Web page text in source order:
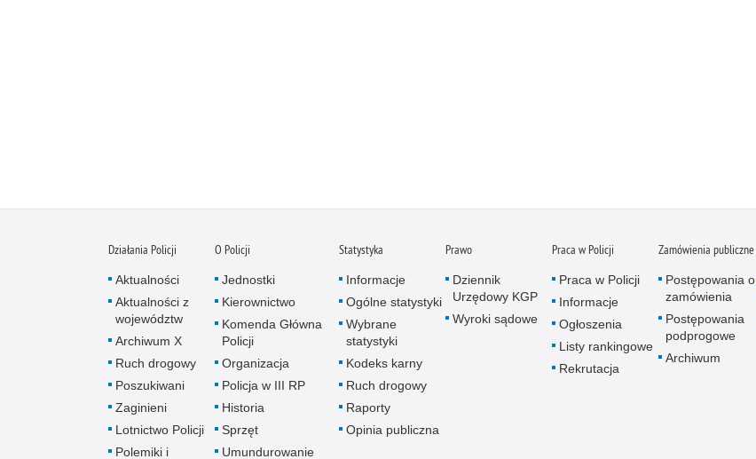
Działania Policji
Aktualności
Aktualności z
województw
Archiwum X
Ruch drogowy
Poszukiwani
Zaginieni
Lotnictwo Policji
Polemiki i
O Policji
Jednostki
Kierownictwo
Komenda Główna
Policji
Organizacja
Policja w III RP
Historia
Sprzęt
Umundurowanie
Statystyka
Informacje
Ogólne statystyki
Wybrane
statystyki
Kodeks karny
Ruch drogowy
Raporty
Opinia publiczna
Prawo
Dziennik
Urzędowy KGP
Wyroki sądowe
Praca w Policji
Praca w Policji
Informacje
Ogłoszenia
Listy rankingowe
Rekrutacja
Zamówienia publiczne
Postępowania o
zamówienia
Postępowania
podprogowe
Archiwum